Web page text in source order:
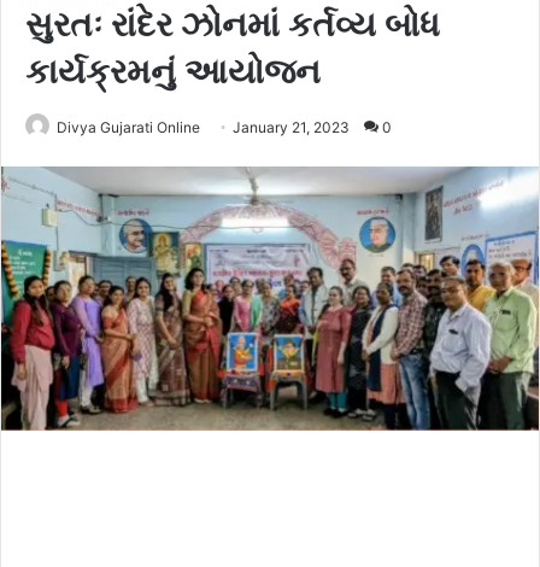
સુરતઃ રાંદેર ઝોનમાં કર્તવ્ય બોધ
કાર્યક્રમનું આયોજન
Divya Gujarati Online January 21, 2023 0